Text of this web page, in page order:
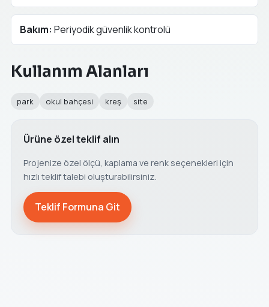
Bakım: Periyodik güvenlik kontrolü
Kullanım Alanları
park okul bahçesi kreş site
Ürüne özel teklif alın
Projenize özel ölçü, kaplama ve renk seçenekleri için
hızlı teklif talebi oluşturabilirsiniz.
Teklif Formuna Git